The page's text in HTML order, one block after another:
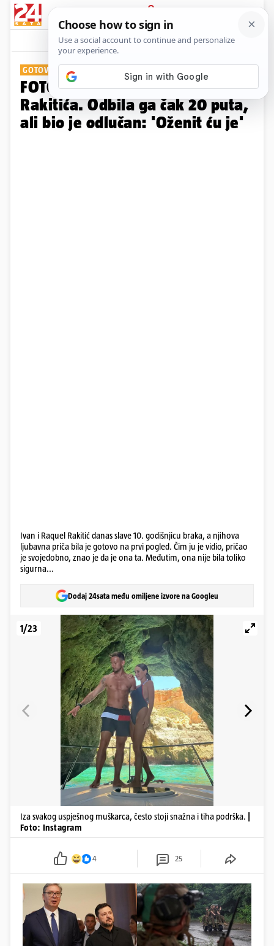
PRIJAVA
Galerija Komentari
GOTOVO FILMSKA LJUBAVNA PRIČA
FOTO Lijepa Raquel osvojila srce
Rakitića. Odbila ga čak 20 puta,
ali bio je odlučan: 'Oženit ću je'
Ivan i Raquel Rakitić danas slave 10. godišnjicu braka, a njihova
ljubavna priča bila je gotovo na prvi pogled. Čim ju je vidio, pričao
je svojedobno, znao je da je ona ta. Međutim, ona nije bila toliko
sigurna...
Dodaj 24sata među omiljene izvore na Googleu
1/23
Iza svakog uspješnog muškarca, često stoji snažna i tiha podrška.
Foto: Instagram
4 25